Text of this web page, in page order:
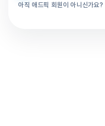
아직 애드픽 회원이 아니신가요?